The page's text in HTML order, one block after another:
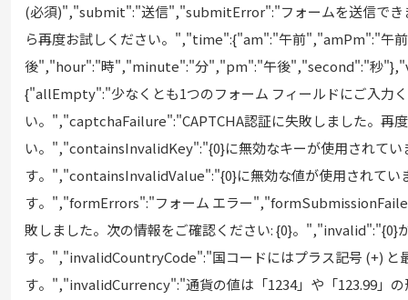
(⁠必須⁠)","submit":"送信","submitError":"フ⁠ォ⁠ームを送信でき
ら再度お試しください⁠。","time":{"am":"午前","amPm":"午
後","hour":"時","minute":"分","pm":"午後","second":"秒
{"allEmpty":"少なくとも1つのフ⁠ォ⁠ーム フ⁠ィ⁠ールドにご入力
い⁠。","captchaFailure":"CAPTCHA認証に失敗しました⁠。再
い⁠。","containsInvalidKey":"{0}に無効なキ⁠ーが使用されてい
す⁠。","containsInvalidValue":"{0}に無効な値が使用されてい
す⁠。","formErrors":"フ⁠ォ⁠ーム エラ⁠ー
敗しました⁠。次の情報をご確認ください⁠: {0}⁠。","invalid":"{0}
す⁠。","invalidCountryCode":"国コ⁠ードにはプラス記号 (⁠+⁠) と
す⁠。","invalidCurrency":"通貨の値は「⁠1234⁠」や「⁠123⁠.99⁠」